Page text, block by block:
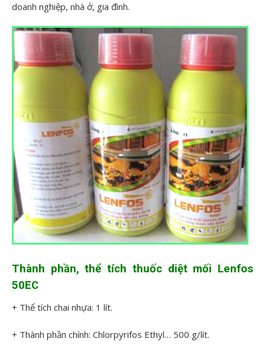
doanh nghiệp, nhà ở, gia đình.
Thành phần, thể tích thuốc diệt mối Lenfos
50EC
+ Thể tích chai nhựa: 1 lít.
+ Thành phần chính: Chlorpyrifos Ethyl… 500 g/lít.